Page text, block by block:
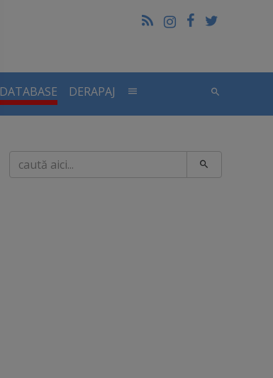
DATABASE DERAPAJ
Caută